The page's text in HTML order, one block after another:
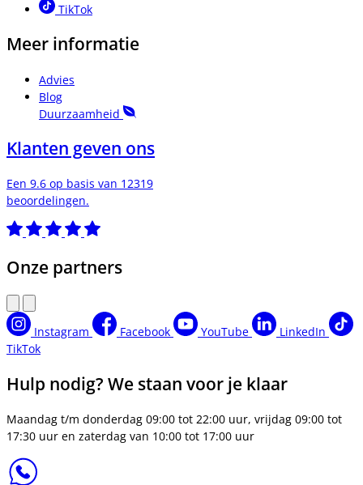
TikTok
Meer informatie
Advies
Blog
Duurzaamheid
Klanten geven ons
Een 9.6 op basis van 12319
beoordelingen.
Onze partners
Instagram Facebook YouTube
LinkedIn
TikTok
Hulp nodig? We staan voor je klaar
Maandag t/m donderdag 09:00 tot 22:00 uur, vrijdag 09:00 tot
17:30 uur en zaterdag van 10:00 tot 17:00 uur